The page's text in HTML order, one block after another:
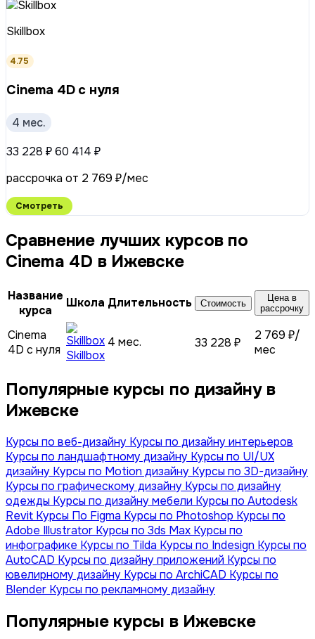
Skillbox
4.75
Cinema 4D с нуля
4 мес.
33 228 ₽60 414 ₽
рассрочка от 2 769 ₽/мес
Смотреть
Сравнение лучших курсов по
Сinema 4D в Ижевске
Название
курса
Школа Длительность Стоимость
Цена в
рассрочку
Cinema
4D с нуля Skillbox
4 мес. 33 228 ₽
2 769 ₽/
мес
Популярные курсы по дизайну в
Ижевске
Курсы по веб-дизайну Курсы по дизайну интерьеров
Курсы по ландшафтному дизайну Курсы по UI/UX
дизайну Курсы по Motion дизайну Курсы по 3D-дизайну
Курсы по графическому дизайну Курсы по дизайну
одежды Курсы по дизайну мебели Курсы по Autodesk
Revit Курсы По Figma Курсы по Photoshop Курсы по
Adobe Illustrator Курсы по 3ds Max Курсы по
инфографике Курсы по Tilda Курсы по Indesign Курсы по
AutoCAD Курсы по дизайну приложений Курсы по
ювелирному дизайну Курсы по ArchiCAD Курсы по
Blender Курсы по рекламному дизайну
Популярные курсы в Ижевске